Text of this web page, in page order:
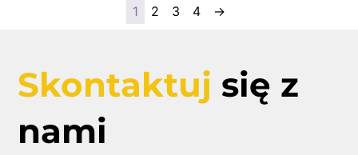
1 2 3 4 →
Skontaktuj się z
nami